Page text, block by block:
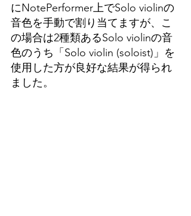
にNotePerformer上でSolo violinの
音色を手動で割り当てますが、こ
の場合は2種類あるSolo violinの音
色のうち「Solo violin (soloist)」を
使用した方が良好な結果が得られ
ました。